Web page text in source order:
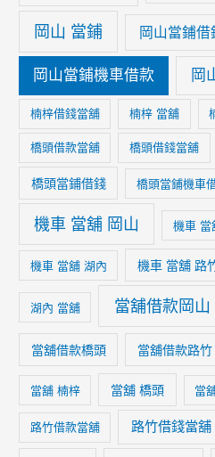
岡山 當鋪 岡山當鋪借
岡山當鋪機車借款 岡
楠梓借錢當舖 楠梓 當舖
橋頭借款當舖 橋頭借錢當舖
橋頭當鋪借錢 橋頭當鋪機車
機車 當舖 岡山 機車 當
機車 當舖 湖內 機車 當舖 路
湖內 當舖 當舖借款岡山
當舖借款橋頭 當舖借款路竹
當舖 楠梓 當舖 橋頭 當
路竹借款當舖 路竹借錢當舖